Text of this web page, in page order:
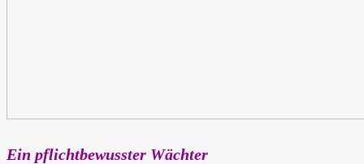
Ein pflichtbewusster Wächter